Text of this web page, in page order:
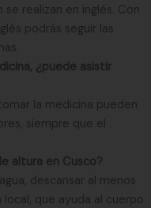
realizan en inglés. Con
podrás seguir las
¿puede asistir
la medicina pueden
siempre que el
altura en Cusco?
descansar al menos
que ayuda al cuerpo